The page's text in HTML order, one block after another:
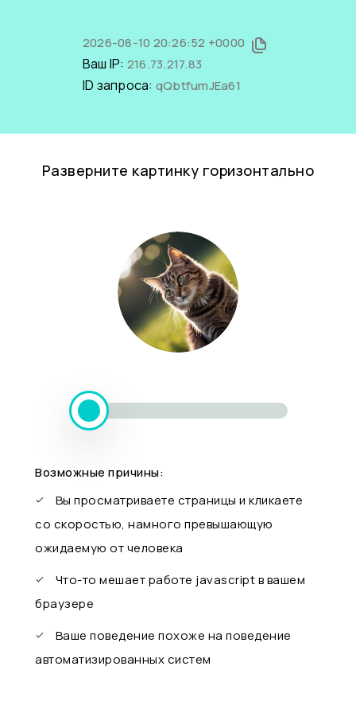
2026-08-10 20:26:52 +0000
Ваш IP: 216.73.217.83
ID запроса: qQbtfumJEa61
Разверните картинку горизонтально
Возможные причины:
Вы просматриваете страницы и кликаете
со скоростью, намного превышающую
ожидаемую от человека
Что-то мешает работе javascript в вашем
браузере
Ваше поведение похоже на поведение
автоматизированных систем